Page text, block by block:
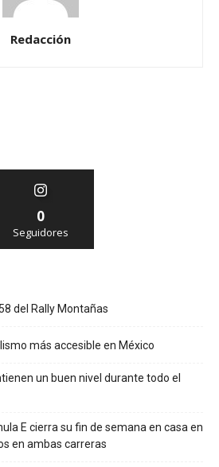
Redacción
0
Seguidores
del Rally Montañas
más accesible en México
un buen nivel durante todo el
E cierra su fin de semana en casa en
en ambas carreras